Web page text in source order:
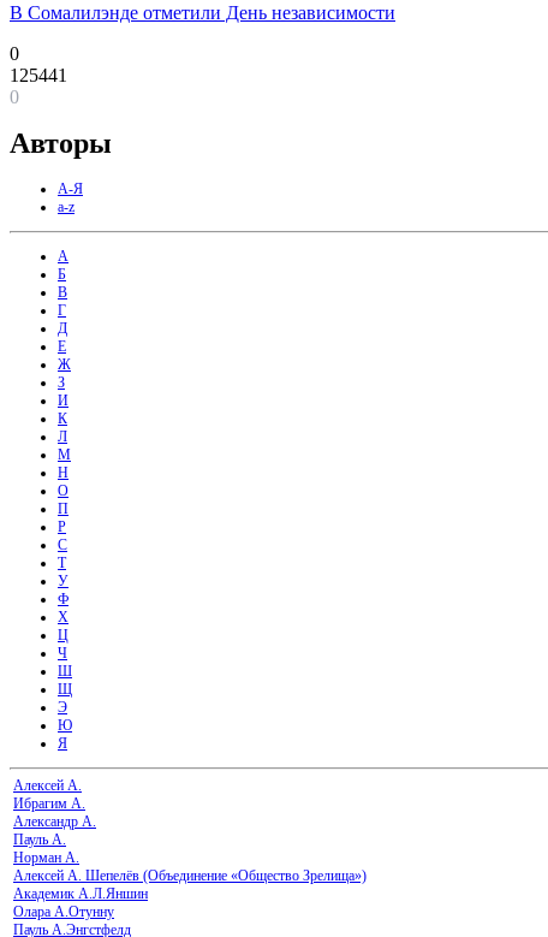
В Сомалилэнде отметили День независимости
0
125441
0
Авторы
А-Я
a-z
А
Б
В
Г
Д
Е
Ж
З
И
К
Л
М
Н
О
П
Р
С
Т
У
Ф
Х
Ц
Ч
Ш
Щ
Э
Ю
Я
Алексей А.
Ибрагим А.
Александр А.
Пауль А.
Норман А.
Алексей А. Шепелёв (Объединение «Общество Зрелища»)
Академик А.Л.Яншин
Олара А.Отунну
Пауль А.Энгстфелд